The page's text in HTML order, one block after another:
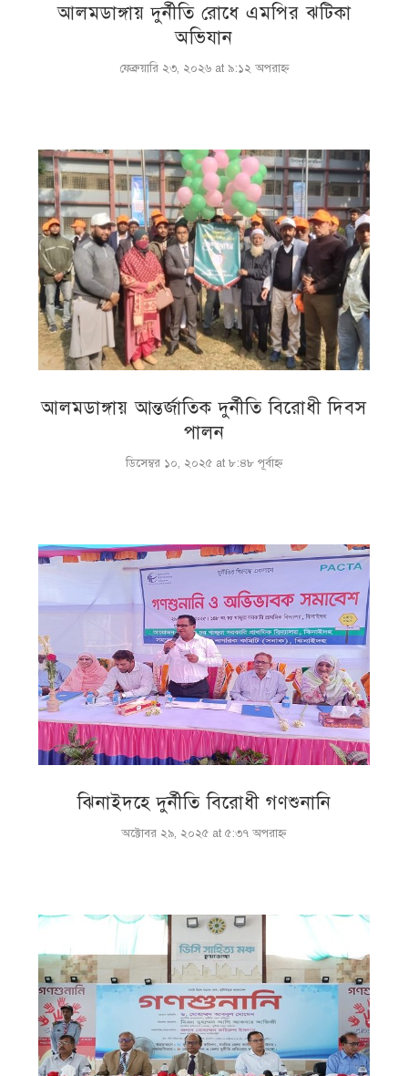
আলমডাঙ্গায় দুর্নীতি রোধে এমপির ঝটিকা
অভিযান
ফেব্রুয়ারি ২৩, ২০২৬ at ৯:১২ অপরাহ্ণ
আলমডাঙ্গায় আন্তর্জাতিক দুর্নীতি বিরোধী দিবস
পালন
ডিসেম্বর ১০, ২০২৫ at ৮:৪৮ পূর্বাহ্ণ
ঝিনাইদহে দুর্নীতি বিরোধী গণশুনানি
অক্টোবর ২৯, ২০২৫ at ৫:৩৭ অপরাহ্ণ